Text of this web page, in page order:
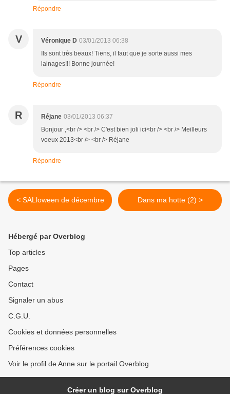
Répondre
V Véronique D 03/01/2013 06:38
Ils sont très beaux! Tiens, il faut que je sorte aussi mes
lainages!!! Bonne journée!
Répondre
R Réjane 03/01/2013 06:37
Bonjour ,<br /> <br /> C'est bien joli ici<br /> <br /> Meilleurs
voeux 2013<br /> <br /> Réjane
Répondre
< SALloween de décembre Dans ma hotte (2) >
Hébergé par Overblog
Top articles
Pages
Contact
Signaler un abus
C.G.U.
Cookies et données personnelles
Préférences cookies
Voir le profil de Anne sur le portail Overblog
Créer un blog sur Overblog